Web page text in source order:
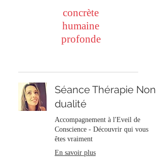
concrète
humaine
profonde
Séance Thérapie Non
dualité
Accompagnement à l'Eveil de
Conscience - Découvrir qui vous
êtes vraiment
En savoir plus